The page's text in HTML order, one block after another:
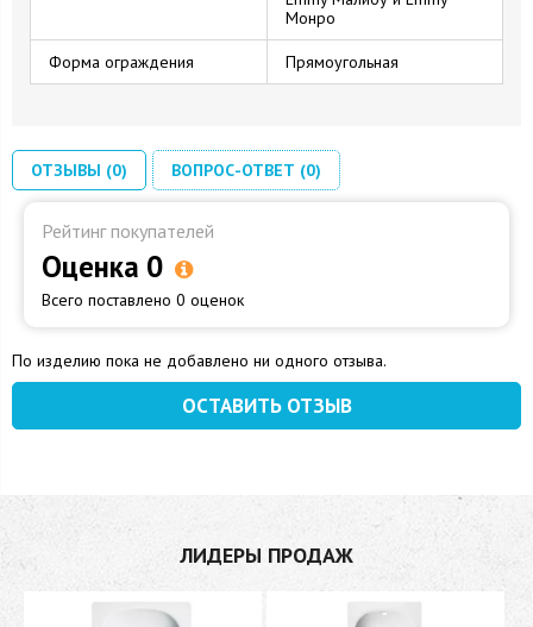
Монро
Форма ограждения Прямоугольная
ОТЗЫВЫ (0) ВОПРОС-ОТВЕТ (0)
Рейтинг покупателей
Оценка 0
Всего поставлено 0 оценок
По изделию пока не добавлено ни одного отзыва.
ОСТАВИТЬ ОТЗЫВ
ЛИДЕРЫ ПРОДАЖ